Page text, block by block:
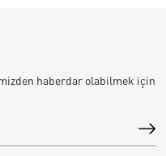
haberdar olabilmek için